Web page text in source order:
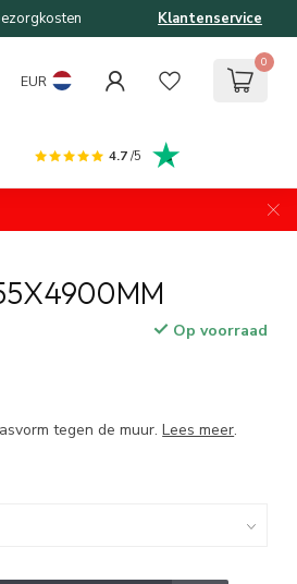
Klantenservice
EUR
0
4.7/5
Op voorraad
tegen de muur.Lees meer.